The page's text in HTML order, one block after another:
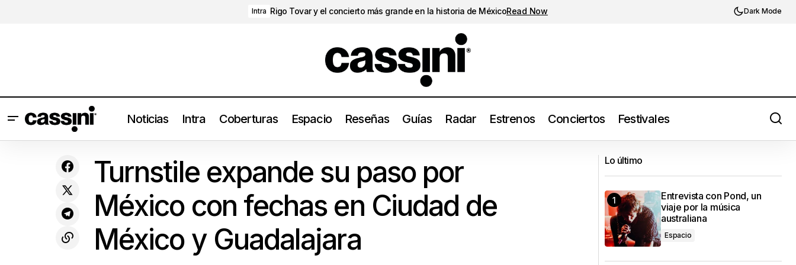
Intra Rigo Tovar y el concierto más grande en la historia de MéxicoRead Now Dark Mode
Noticias Intra Coberturas Espacio Reseñas Guías Radar Estrenos Conciertos Festivales
Rebel Diamonds (2023)
Turnstile expande su paso por México con fechas en Ciudad de México y Guadalajara Los20del23: 11: JUNGLE de The Blaze
Turnstile expande su paso por
México con fechas en Ciudad de
México y Guadalajara
Lo último
Entrevista con Pond, un
viaje por la música
australiana
Espacio